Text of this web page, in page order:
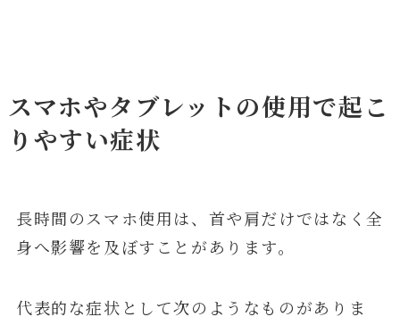
スマホやタブレットの使用で起こ
りやすい症状
長時間のスマホ使用は、首や肩だけではなく全
身へ影響を及ぼすことがあります。
代表的な症状として次のようなものがありま